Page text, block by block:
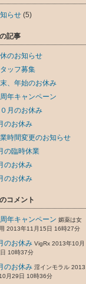
らせ (5)
記事
のお知らせ
ッフ募集
、年始のお休み
年キャンペーン
０月のお休み
のお休み
時間変更のお知らせ
の臨時休業
のお休み
のお休み
コメント
年キャンペーン 媚薬は女
2013年11月15日 16時27分
のお休み VigRx 2013年10月
10時37分
のお休み 淫インモラル 2013
月29日 10時36分